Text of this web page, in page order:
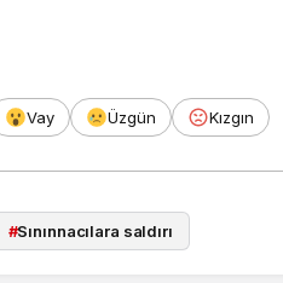
Vay Üzgün Kızgın
#Sınınnacılara saldırı